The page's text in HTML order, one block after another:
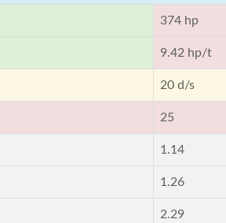
374 hp
9.42 hp/t
20 d/s
25
1.14
1.26
2.29